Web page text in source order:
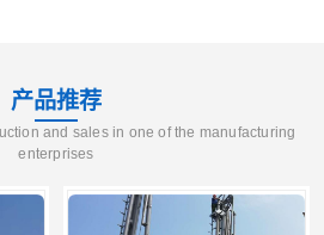
产品推荐
and sales in one of the manufacturing
enterprises